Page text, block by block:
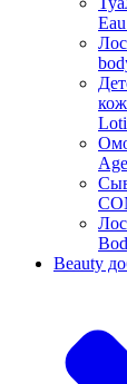
Beauty